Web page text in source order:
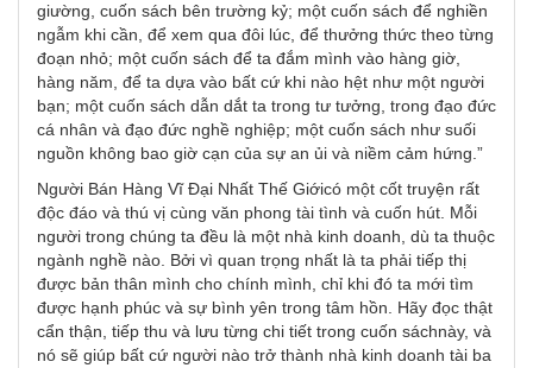
giường, cuốn sách bên trường kỷ; một cuốn sách để nghiền
ngẫm khi cần, để xem qua đôi lúc, để thưởng thức theo từng
đoạn nhỏ; một cuốn sách để ta đắm mình vào hàng giờ,
hàng năm, để ta dựa vào bất cứ khi nào hệt như một người
bạn; một cuốn sách dẫn dắt ta trong tư tưởng, trong đạo đức
cá nhân và đạo đức nghề nghiệp; một cuốn sách như suối
nguồn không bao giờ cạn của sự an ủi và niềm cảm hứng.”
Người Bán Hàng Vĩ Đại Nhất Thế Giớicó một cốt truyện rất
độc đáo và thú vị cùng văn phong tài tình và cuốn hút. Mỗi
người trong chúng ta đều là một nhà kinh doanh, dù ta thuộc
ngành nghề nào. Bởi vì quan trọng nhất là ta phải tiếp thị
được bản thân mình cho chính mình, chỉ khi đó ta mới tìm
được hạnh phúc và sự bình yên trong tâm hồn. Hãy đọc thật
cẩn thận, tiếp thu và lưu từng chi tiết trong cuốn sáchnày, và
nó sẽ giúp bất cứ người nào trở thành nhà kinh doanh tài ba